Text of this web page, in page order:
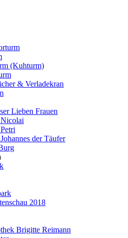
(Kuhturm)
& Verladekran
Lieben Frauen
der Täufer
2018
Brigitte Reimann